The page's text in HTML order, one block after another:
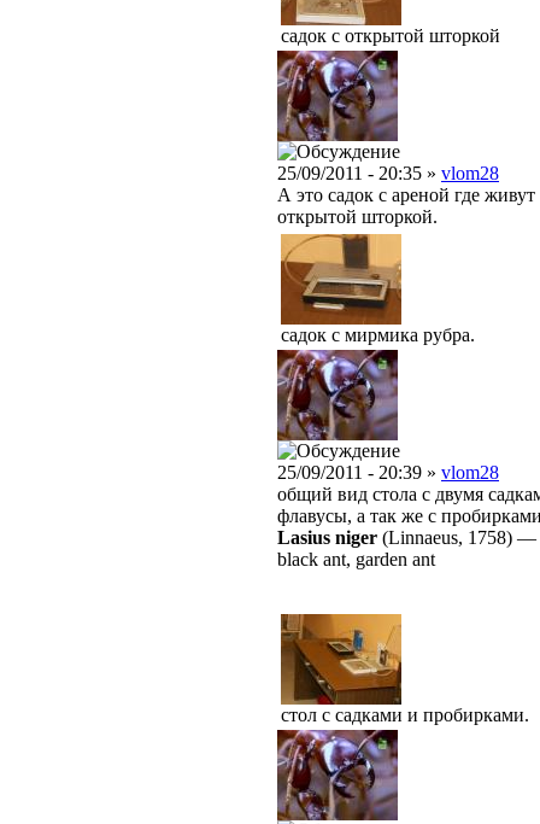
садок с открытой шторкой
25/09/2011 - 20:35 » vlom28
А это садок с ареной где
открытой шторкой.
садок с мирмика рубра.
25/09/2011 - 20:39 » vlom28
общий вид стола с двумя
флавусы, а так же с
Lasius niger (Linnaeus, 1758) —
black ant, garden ant
стол с садками и пробирками.